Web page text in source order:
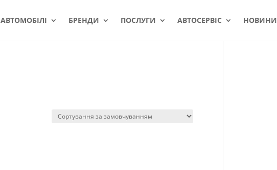
АВТОМОБІЛІ БРЕНДИ ПОСЛУГИ АВТОСЕРВІС НОВИНИ